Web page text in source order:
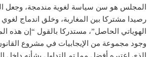
المجلس هو سن سياسة لغوية مندمجة، وجعل
رصيدا مشتركا بين المغاربة، وخلق اندماج
الهوياتي الحاصل”، مستدركا بالقول “إن هذه
وجود مجموعة من الإيجابيات في مشروع